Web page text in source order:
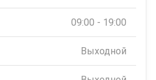
09:00 - 19:00
Выходной